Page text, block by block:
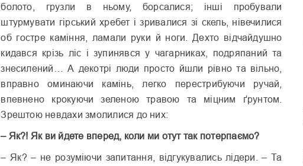
болото, грузли в ньому, борсалися; інші пробували
штурмувати гірський хребет і зривалися зі скель, нівечилися
об гостре каміння, ламали руки й ноги. Дехто відчайдушно
кидався крізь ліс і зупинявся у чагарниках, подряпаний та
знесилений… А декотрі люди просто йшли рівно та вільно,
вправно оминаючи камінь, легко перестрибуючи ручай,
впевнено крокуючи зеленою травою та міцним ґрунтом.
Зрештою невдахи змолилися до них:
– Як?! Як ви йдете вперед, коли ми отут так потерпаємо?
– Як? – не розуміючи запитання, відгукувались лідери. – Та